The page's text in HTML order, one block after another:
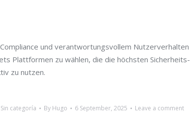
und verantwortungsvollem
Plattformen zu wählen, die die höchsten
zu nutzen.
Sin categoría By Hugo 6 September, 2025 Leave a comment